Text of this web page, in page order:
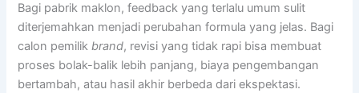
Bagi pabrik maklon, feedback yang terlalu umum sulit
diterjemahkan menjadi perubahan formula yang jelas. Bagi
calon pemilikbrand, revisi yang tidak rapi bisa membuat
proses bolak-balik lebih panjang, biaya pengembangan
bertambah, atau hasil akhir berbeda dari ekspektasi.